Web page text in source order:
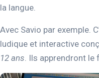
la langue.
Avec Savio par exemple.
ludique et interactive
12 ans . Ils apprendront le